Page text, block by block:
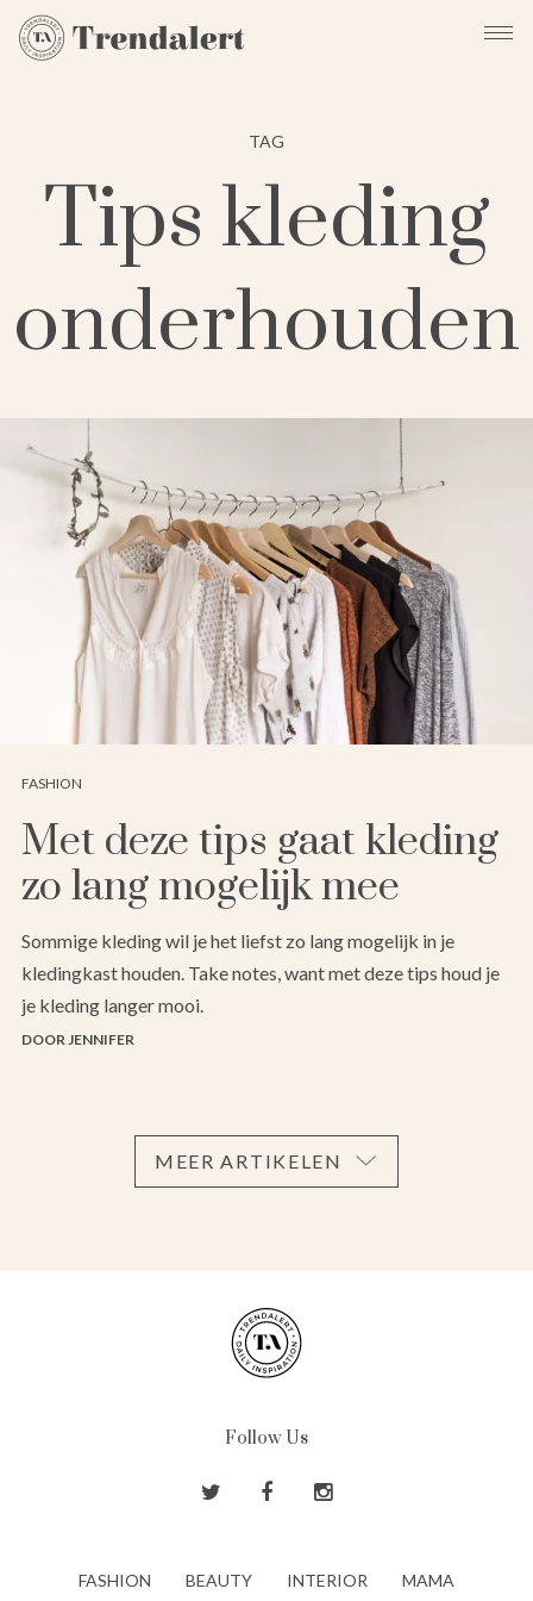
TAG
Tips kleding
onderhouden
FASHION
Met deze tips gaat kleding
zo lang mogelijk mee
Sommige kleding wil je het liefst zo lang mogelijk in je
kledingkast houden. Take notes, want met deze tips houd je
je kleding langer mooi.
DOOR JENNIFER
MEER ARTIKELEN
Follow Us
FASHION BEAUTY INTERIOR
MAMA